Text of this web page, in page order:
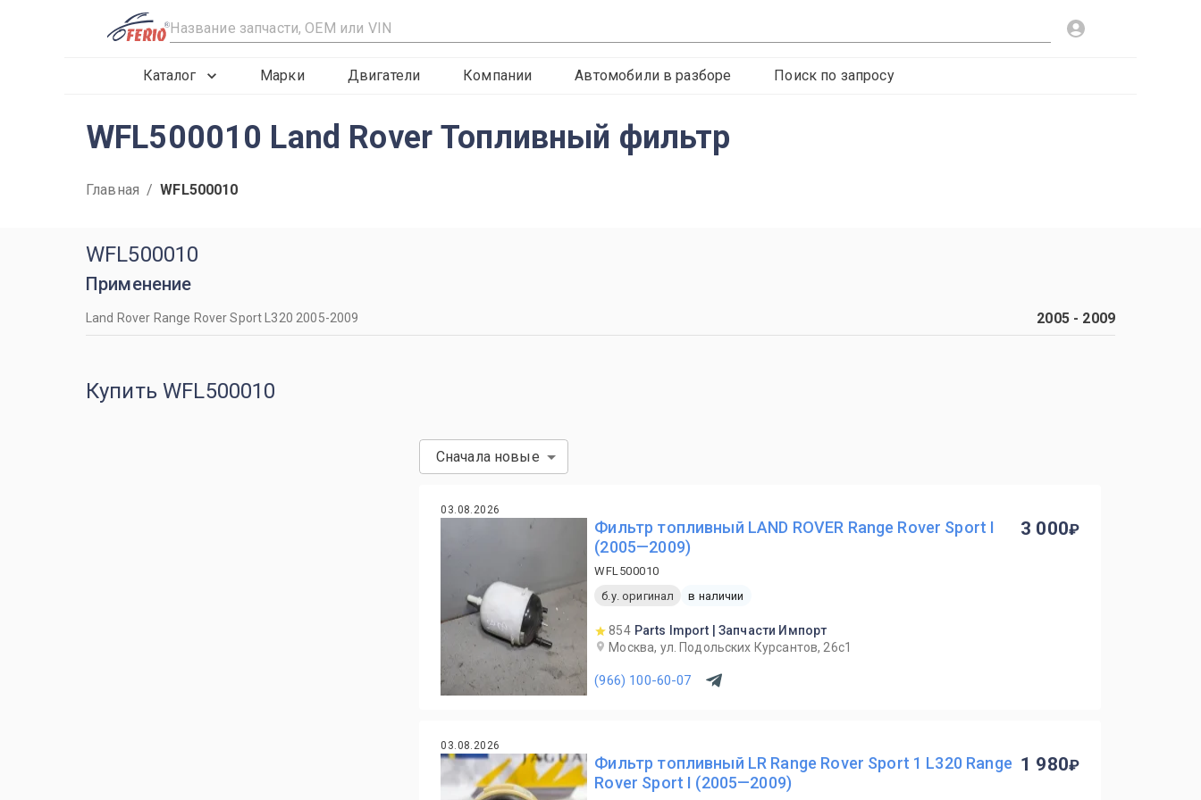
R
Каталог Марки Двигатели Компании Автомобили в разборе Поиск по запросу
WFL500010 Land Rover Топливный фильтр
Главная / WFL500010
WFL500010
Применение
Land Rover Range Rover Sport L320 2005-2009 2005- 2009
Купить WFL500010
Сначала новые
03.08.2026
Фильтр топливный LAND ROVER Range Rover Sport I
(2005—2009)
WFL500010
б.у. оригинал
в наличии
854 Parts Import | Запчасти Импорт
Москва, ул. Подольских Курсантов, 26с1
(966) 100-60-07
3 000
03.08.2026
Фильтр топливный LR Range Rover Sport 1 L320 Range
Rover Sport I (2005—2009)
1 980